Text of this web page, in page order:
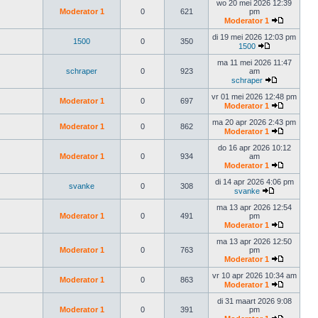
Moderator 1 0 621
wo 20 mei 2026 12:39
pm
Moderator 1
1500 0 350
di 19 mei 2026 12:03 pm
1500
schraper 0 923
ma 11 mei 2026 11:47
am
schraper
Moderator 1 0 697
vr 01 mei 2026 12:48 pm
Moderator 1
Moderator 1 0 862
ma 20 apr 2026 2:43 pm
Moderator 1
Moderator 1 0 934
do 16 apr 2026 10:12
am
Moderator 1
svanke 0 308
di 14 apr 2026 4:06 pm
svanke
Moderator 1 0 491
ma 13 apr 2026 12:54
pm
Moderator 1
Moderator 1 0 763
ma 13 apr 2026 12:50
pm
Moderator 1
Moderator 1 0 863
vr 10 apr 2026 10:34 am
Moderator 1
Moderator 1 0 391
di 31 maart 2026 9:08
pm